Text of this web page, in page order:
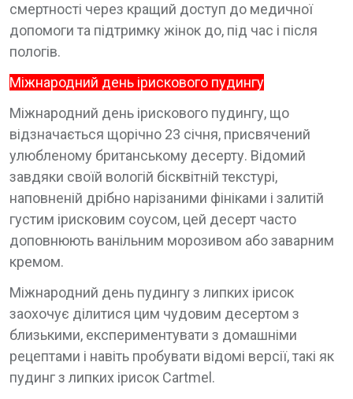
смертності через кращий доступ до медичної
допомоги та підтримку жінок до, під час і після
пологів.
Міжнародний день ірискового пудингу
Міжнародний день ірискового пудингу, що
відзначається щорічно 23 січня, присвячений
улюбленому британському десерту. Відомий
завдяки своїй вологій бісквітній текстурі,
наповненій дрібно нарізаними фініками і залитій
густим ірисковим соусом, цей десерт часто
доповнюють ванільним морозивом або заварним
кремом.
Міжнародний день пудингу з липких ірисок
заохочує ділитися цим чудовим десертом з
близькими, експериментувати з домашніми
рецептами і навіть пробувати відомі версії, такі як
пудинг з липких ірисок Cartmel.